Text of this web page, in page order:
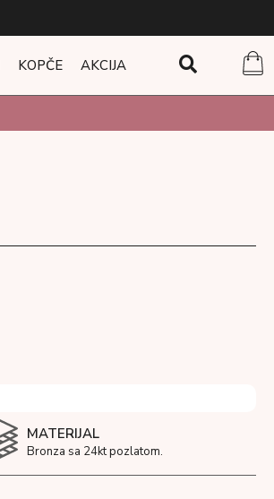
KOPČE AKCIJA
MATERIJAL
Bronza sa 24kt pozlatom.